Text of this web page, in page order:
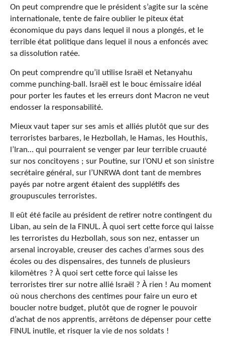
On peut comprendre que le président s’agite sur la scène
internationale, tente de faire oublier le piteux état
économique du pays dans lequel il nous a plongés, et le
terrible état politique dans lequel il nous a enfoncés avec
sa dissolution ratée.
On peut comprendre qu’il utilise Israël et Netanyahu
comme punching-ball. Israël est le bouc émissaire idéal
pour porter les fautes et les erreurs dont Macron ne veut
endosser la responsabilité.
Mieux vaut taper sur ses amis et alliés plutôt que sur des
terroristes barbares, le Hezbollah, le Hamas, les Houthis,
l’Iran… qui pourraient se venger par leur terrible cruauté
sur nos concitoyens ; sur Poutine, sur l’ONU et son sinistre
secrétaire général, sur l’UNRWA dont tant de membres
payés par notre argent étaient des supplétifs des
groupuscules terroristes.
Il eût été facile au président de retirer notre contingent du
Liban, au sein de la FINUL. À quoi sert cette force qui laisse
les terroristes du Hezbollah, sous son nez, entasser un
arsenal incroyable, creuser des caches d’armes sous des
écoles ou des dispensaires, des tunnels de plusieurs
kilomètres ? À quoi sert cette force qui laisse les
terroristes tirer sur notre allié Israël ? À rien ! Au moment
où nous cherchons des centimes pour faire un euro et
boucler notre budget, plutôt que de rogner le pouvoir
d’achat de nos apprentis, arrêtons de dépenser pour cette
FINUL inutile, et risquer la vie de nos soldats !